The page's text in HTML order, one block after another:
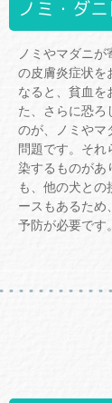
ノミ・ダ
ノミやマダニ
の皮膚炎症状を
なると、貧血を
た、さらに恐ろ
のが、ノミやマ
問題です。それ
染するものがあ
も、他の犬との
ースもあるため
予防が必要です。